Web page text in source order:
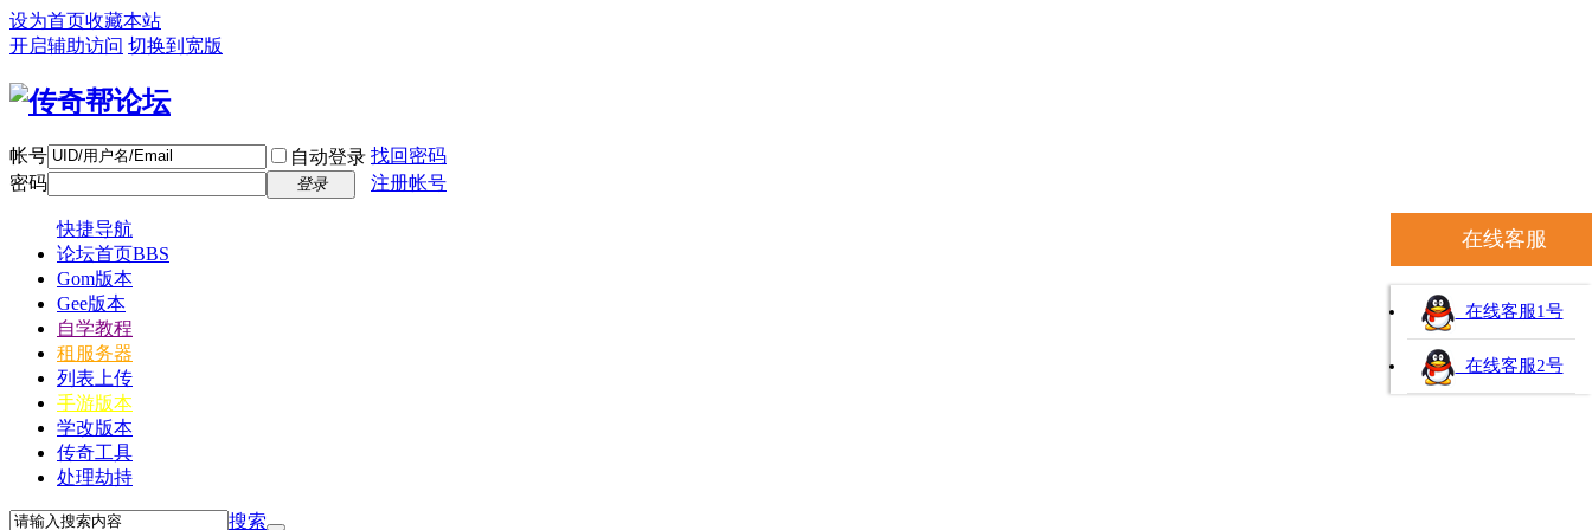
设为首页收藏本站
开启辅助访问 切换到宽版
帐号 自动登录 找回密码
密码
登录 注册帐号
快捷导航
论坛首页BBS
Gom版本
Gee版本
自学教程
租服务器
列表上传
手游版本
学改版本
传奇工具
处理劫持
搜索
在线客服
在线客服1号
在线客服2号